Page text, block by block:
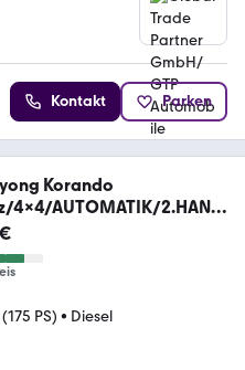
Kontakt Parken
Korando
4x4/AUTOMATIK/2.HAND
ZUST
PS) • Diesel